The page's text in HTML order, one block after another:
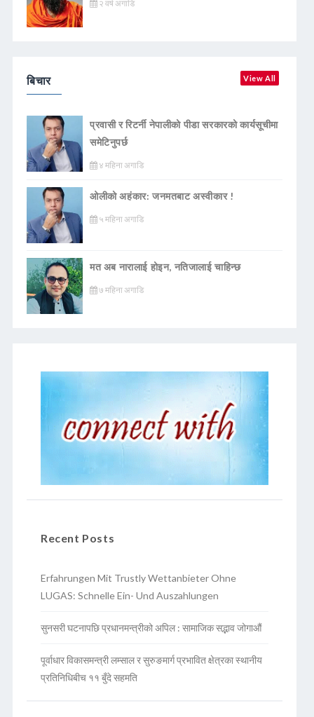
२ वर्ष अगाडि
बिचार View All
प्रवासी र रिटर्नी नेपालीको पीडा सरकारको कार्यसूचीमा
समेटिनुपर्छ
४ महिना अगाडि
ओलीको अहंकार: जनमतबाट अस्वीकार !
५ महिना अगाडि
मत अब नारालाई होइन, नतिजालाई चाहिन्छ
७ महिना अगाडि
Recent Posts
Erfahrungen Mit Trustly Wettanbieter Ohne
LUGAS: Schnelle Ein- Und Auszahlungen
सुनसरी घटनापछि प्रधानमन्त्रीको अपिल : सामाजिक सद्भाव जोगाऔं
पूर्वाधार विकासमन्त्री लम्साल र सुरुङमार्ग प्रभावित क्षेत्रका स्थानीय
प्रतिनिधिबीच ११ बुँदे सहमति